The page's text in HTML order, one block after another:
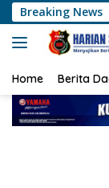
Langsung
ke
konten
Breaking News
Pelatihan
Home Berita